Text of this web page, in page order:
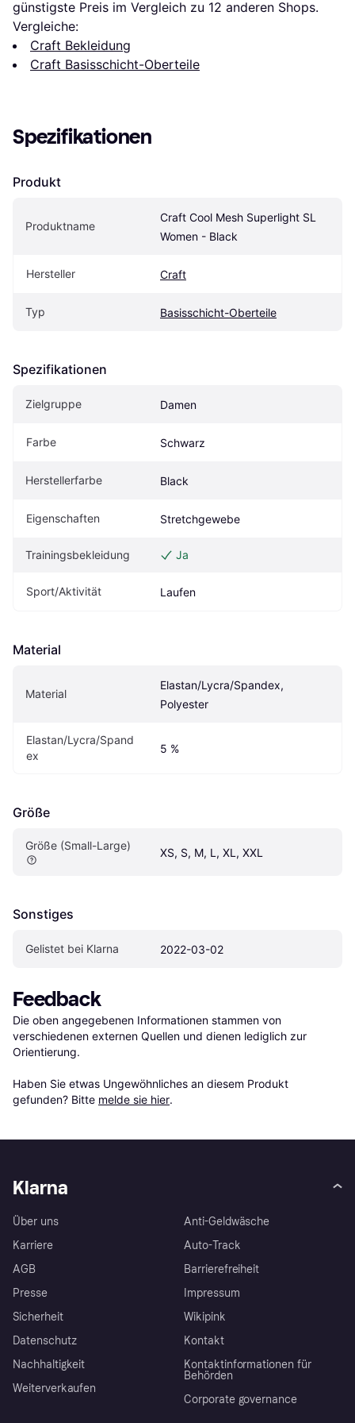
günstigste Preis im Vergleich zu 12 anderen Shops.
Vergleiche:
Craft Bekleidung
Craft Basisschicht-Oberteile
Spezifikationen
Produkt
Produktname
Craft Cool Mesh Superlight SL
Women - Black
Hersteller Craft
Typ Basisschicht-Oberteile
Spezifikationen
Zielgruppe Damen
Farbe Schwarz
Herstellerfarbe Black
Eigenschaften Stretchgewebe
Trainingsbekleidung Ja
Sport/Aktivität Laufen
Material
Material
Elastan/Lycra/Spandex,
Polyester
Elastan/Lycra/Spand
ex
5 %
Größe
Größe (Small-Large)
XS, S, M, L, XL, XXL
Sonstiges
Gelistet bei Klarna 2022-03-02
Feedback
Die oben angegebenen Informationen stammen von
verschiedenen externen Quellen und dienen lediglich zur
Orientierung.
Haben Sie etwas Ungewöhnliches an diesem Produkt
gefunden? Bitte melde sie hier.
Klarna
Über uns
Karriere
AGB
Presse
Sicherheit
Datenschutz
Nachhaltigkeit
Weiterverkaufen
Anti-Geldwäsche
Auto-Track
Barrierefreiheit
Impressum
Wikipink
Kontakt
Kontaktinformationen für
Behörden
Corporate governance